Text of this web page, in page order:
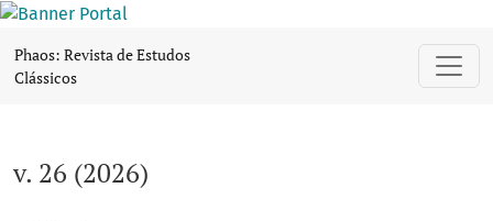
Phaos: Revista de Estudos
Clássicos
v. 26 (2026)